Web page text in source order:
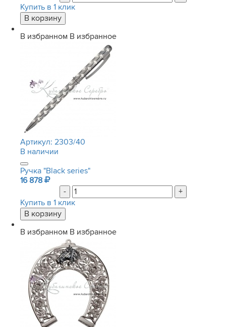
Купить в 1 клик
В избранном В избранное
Артикул: 2303/40
В наличии
Ручка "Black series"
16 878
-
+
Купить в 1 клик
В избранном В избранное